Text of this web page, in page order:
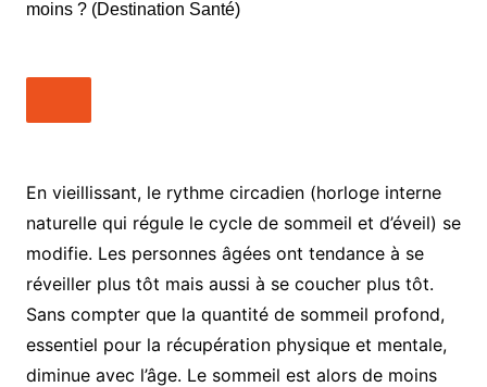
En vieillissant, le rythme circadien (horloge interne
naturelle qui régule le cycle de sommeil et d’éveil) se
modifie. Les personnes âgées ont tendance à se
réveiller plus tôt mais aussi à se coucher plus tôt.
Sans compter que la quantité de sommeil profond,
essentiel pour la récupération physique et mentale,
diminue avec l’âge. Le sommeil est alors de moins